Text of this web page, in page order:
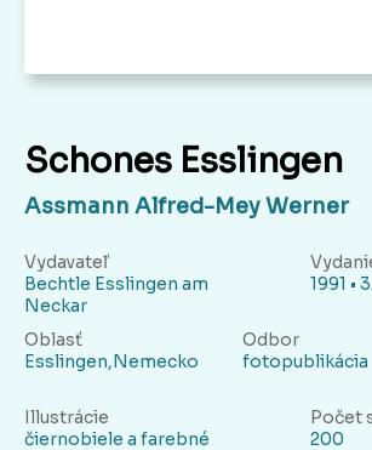
Schones Esslingen
Assmann Alfred-Mey Werner
Vydavateľ
Bechtle Esslingen am
Neckar
1991 •
Oblasť
Esslingen,Nemecko
Odbor
fotopublikácia
Illustrácie
čiernobiele a farebné
Počet
200